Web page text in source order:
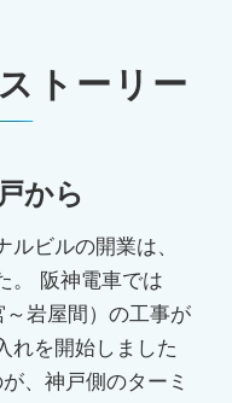
トーリー
から
ビルの開業は、
。 阪神電車では
岩屋間）の工事が
れを開始しました
、神戸側のターミ